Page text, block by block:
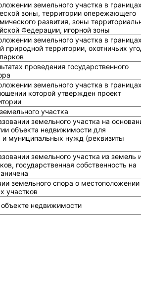
земельного участка в
зоны, территории опережающего
развития, зоны
Федерации, игорной зоны
земельного участка в
природной территории, охотничьих
проведения государственного
земельного участка в
которой утвержден проект
участка
земельного участка на
объекта недвижимости для
и муниципальных нужд (реквизиты
земельного участка из земель
государственная собственность на
земельного спора о местоположении
участков
объекте недвижимости